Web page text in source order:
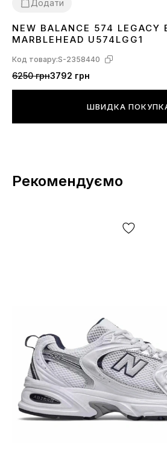
Додати
3637 3839404142 43 45
NEW BALANCE 574 LEGACY
MARBLEHEAD U574LGG1
Код товару:S-2358440
6250 грн3792 грн
ШВИДКА
Рекомендуємо